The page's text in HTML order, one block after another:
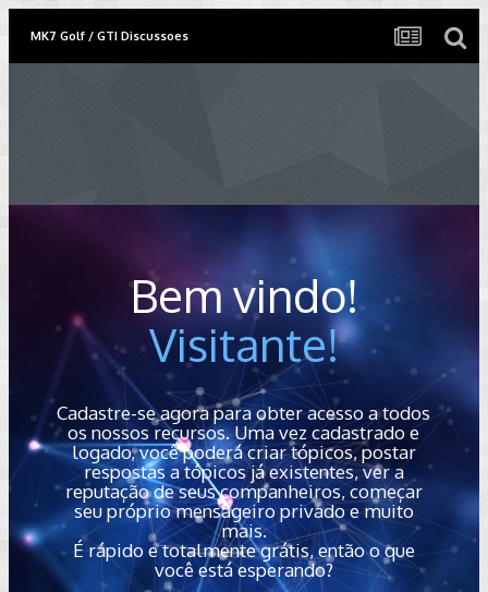
MK7 Golf / GTI Discussoes
Bem vindo!
Visitante!
Cadastre-se agora para obter acesso a todos
os nossos recursos. Uma vez cadastrado e
logado, você poderá criar tópicos, postar
respostas a tópicos já existentes, ver a
reputação de seus companheiros, começar
seu próprio mensageiro privado e muito
mais.
É rápido e totalmente grátis, então o que
você está esperando?